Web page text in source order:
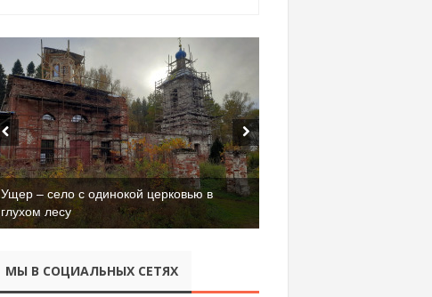
Ущер – село с одинокой церковью в
глухом лесу
МЫ В СОЦИАЛЬНЫХ СЕТЯХ